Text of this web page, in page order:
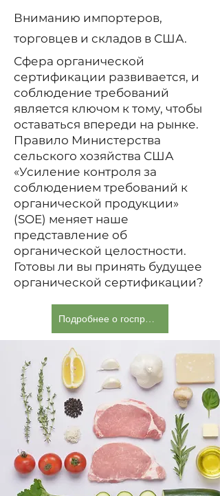
Вниманию импортеров,
торговцев и складов в США.
Сфера органической
сертификации развивается, и
соблюдение требований
является ключом к тому, чтобы
оставаться впереди на рынке.
Правило Министерства
сельского хозяйства США
«Усиление контроля за
соблюдением требований к
органической продукции»
(SOE) меняет наше
представление об
органической целостности.
Готовы ли вы принять будущее
органической сертификации?
Подробнее о госпредприятии